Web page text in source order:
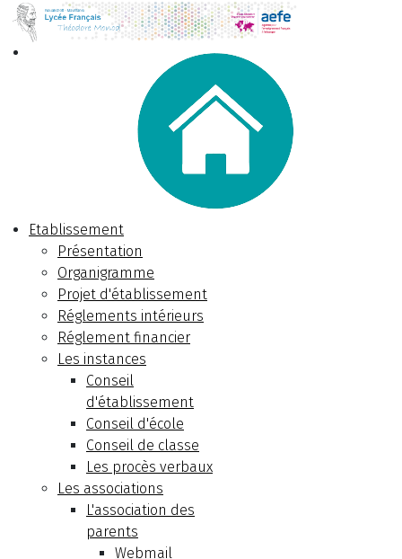
Etablissement
Présentation
Organigramme
Projet d'établissement
Réglements intérieurs
Réglement financier
Les instances
Conseil
d'établissement
Conseil d'école
Conseil de classe
Les procès verbaux
Les associations
L'association des
parents
Webmail